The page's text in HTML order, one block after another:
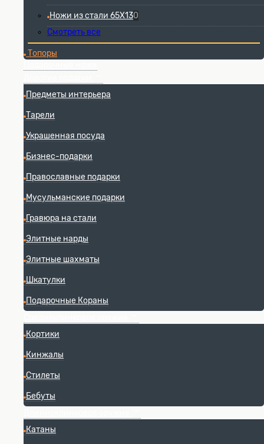
Ножи из стали 65Х130
Смотреть все
Топоры
Предметы интерьера
Тарели
Украшенная посуда
Бизнес-подарки
Православные подарки
Мусульманские подарки
Гравюра на стали
Элитные нарды
Элитные шахматы
Шкатулки
Подарочные Кораны
Кортики
Кинжалы
Стилеты
Бебуты
Катаны